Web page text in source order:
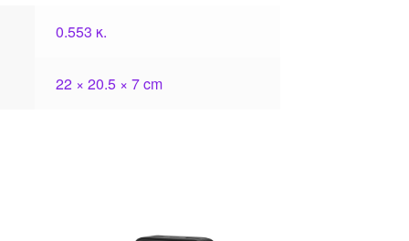
0.553 κ.
22 × 20.5 × 7 cm